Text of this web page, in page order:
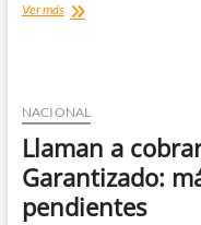
Ver másMás
clientes
BancoEstado
y
podrán
navegar
NACIONAL
Llaman a
Garantizado:
pendientes